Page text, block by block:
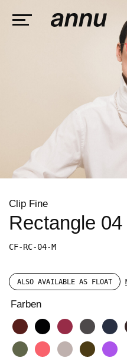
Clip Fine
Rectangle 04
CF-RC-04-M
ALSO AVAILABLE AS FLOAT
Farben